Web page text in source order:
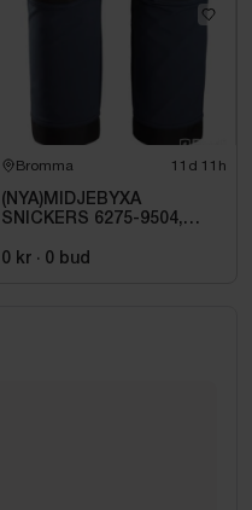
Bromma 11d 11h
(NYA)MIDJEBYXA
SNICKERS 6275-9504,
100
0 kr · 0 bud